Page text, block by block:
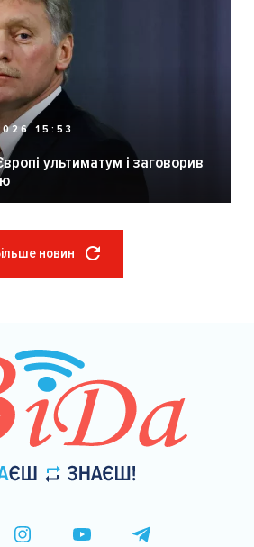
15:53
ультиматум і заговорив
новин